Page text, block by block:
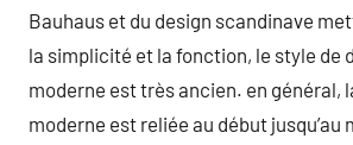
Bauhaus et du design scandinave
la simplicité et la fonction, le style de
moderne est très ancien. en général,
moderne est reliée au début jusqu’au